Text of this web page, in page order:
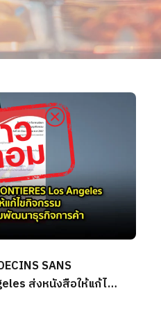
SANS
ส่งหนังสือให้แก้ไข
มพัฒนาธุรกิจการค้า